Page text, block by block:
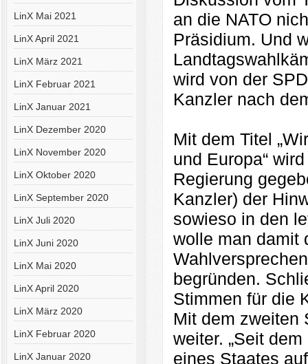
LinX Mai 2021
LinX April 2021
LinX März 2021
LinX Februar 2021
LinX Januar 2021
LinX Dezember 2020
LinX November 2020
LinX Oktober 2020
LinX September 2020
LinX Juli 2020
LinX Juni 2020
LinX Mai 2020
LinX April 2020
LinX März 2020
LinX Februar 2020
LinX Januar 2020
an die NATO
Präsidium. Und
wird von der
Kanzler nach
Mit dem Titel
und Europa“
Regierung
Kanzler) der
sowieso in den
wolle man damit
begründen.
Stimmen für die
Mit dem zweiten
weiter. „Seit
eines Staates